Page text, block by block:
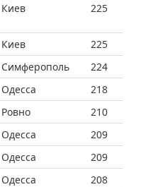
Киев 225
Киев
225
Симферополь
224
Одесса
218
Ровно
210
Одесса
209
Одесса
209
Одесса
208